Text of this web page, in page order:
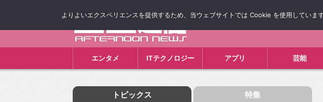
エンタメ ITテクノロジー アプリ 芸能
トピックス 特集
よりよいエクスペリエンスを提供するため、当ウェブサイトでは Cookie を使用してい